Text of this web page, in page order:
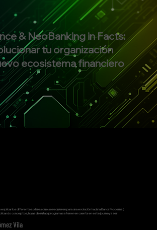
& NeoBanking in Facts:
tu organización
ecosistema financiero
los diferentes pilares que se requieren para una evolución hacia la Banca Moderna (
conceptos, hojas de ruta y programas a tener en cuenta en este journey a ser
Vila